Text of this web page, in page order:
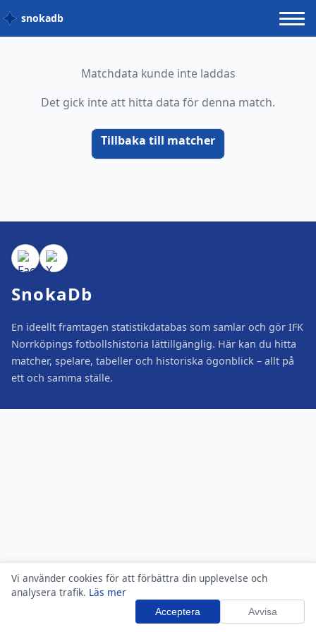
Vi använder cookies för att förbättra din upplevelse och
analysera trafik. Läs mer
Acceptera Avvisa
snokadb
Matchdata kunde inte laddas
Det gick inte att hitta data för denna match.
Tillbaka till matcher
SnokaDb
En ideellt framtagen statistikdatabas som samlar och gör IFK
Norrköpings fotbollshistoria lättillgänglig. Här kan du hitta
matcher, spelare, tabeller och historiska ögonblick – allt på
ett och samma ställe.